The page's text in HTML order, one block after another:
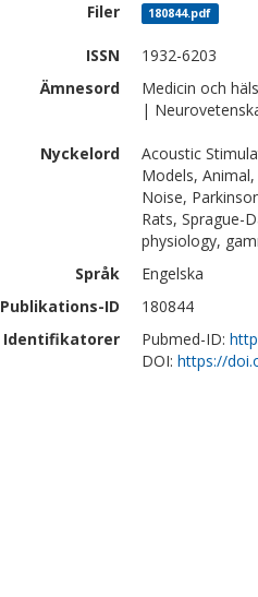
Filer 180844.pdf
ISSN
1932-6203
Ämnesord
Medicin och
|
Nyckelord
Acoustic
Models,
Noise,
Rats, Sprague-
physiology,
Språk
Engelska
Publikations-ID
180844
Identifikatorer
Pubmed-ID:
DOI: https://